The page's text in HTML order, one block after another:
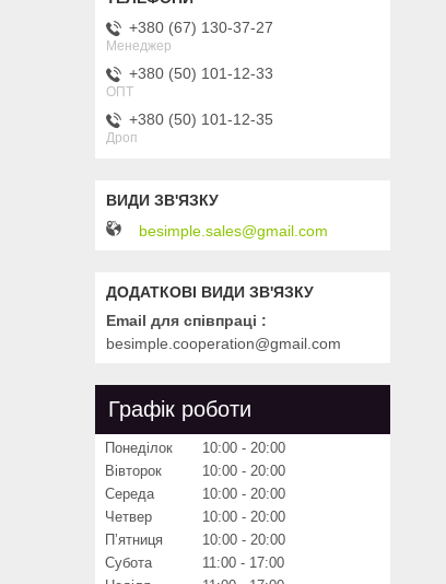
+380 (67) 130-37-27
Менеджер
+380 (50) 101-12-33
ОПТ
+380 (50) 101-12-35
Дроп
besimple.sales@gmail.com
Email для співпраці
besimple.cooperation@gmail.com
Графік роботи
Понеділок 10:00
20:00
Вівторок
10:00
20:00
Середа
10:00
20:00
Четвер
10:00
20:00
Пʼятниця
10:00
20:00
Субота
11:00
17:00